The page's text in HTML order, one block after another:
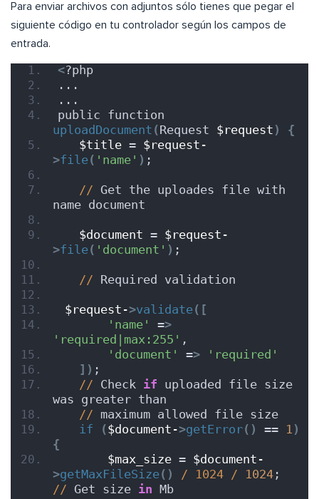
Para enviar archivos con adjuntos sólo tienes que pegar el
siguiente código en tu controlador según los campos de
entrada.
<?php
...
...
uploadDocument (Request $request )
{
$title = $request-
>file( 'name' ) ;
// Get the uploades file with
name document
$document = $request-
>file( 'document' ) ;
// Required validation
$request->validate([
'name'
=>
'required|max:255' ,
'document'
=>
'required'
]) ;
// Check if uploaded file size
was greater than
// maximum allowed file size
if
($document->getError() == 1 )
{
$max_size = $document-
>getMaxFileSize() / 1024 / 1024
// Get size in Mb